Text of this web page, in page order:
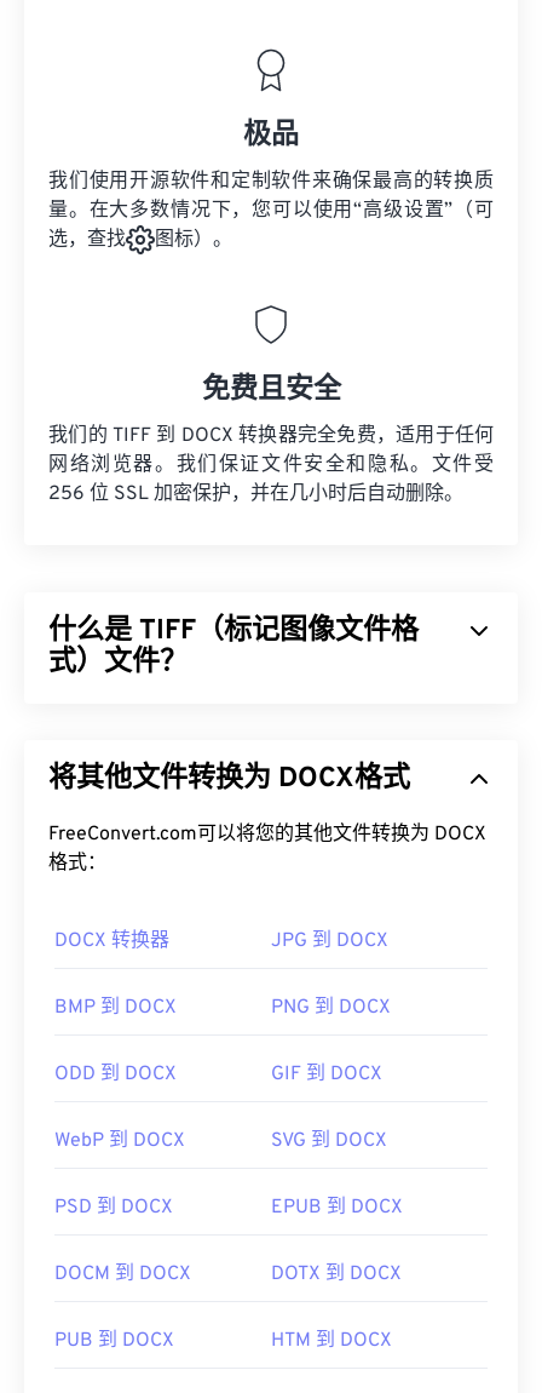
极品
我们使用开源软件和定制软件来确保最高的转换质
量。在大多数情况下，您可以使用“高级设置”（可
选，查找
图标）。
免费且安全
我们的 TIFF 到 DOCX 转换器完全免费，适用于任何
网络浏览器。我们保证文件安全和隐私。文件受
256 位 SSL 加密保护，并在几小时后自动删除。
什么是 TIFF（标记图像文件格
式）文件？
桌面出版。TIFF 的位图和光栅结构使其能够灵活地
面的容器。
打开 TIFF 文件最常用的程序是 Windows 版
款名为XnView MP 的
免费独立程序。如果您在打开
JPG转换器。
其他程序（例如 ColorStrokes、GNU 图像处理程序 (
开和处理 TIFF 文件。
开发者： Aldus Corporation，现为 Adob​​e Inc.
首次发行：
将其他文件转换为 DOCX格式
FreeConvert.com可以将您的其他文件转换为 DOCX
格式：
DOCX 转换器 JPG 到 DOCX
BMP 到 DOCX PNG 到 DOCX
ODD 到 DOCX GIF 到 DOCX
WebP 到 DOCX SVG 到 DOCX
PSD 到 DOCX EPUB 到 DOCX
DOCM 到 DOCX DOTX 到 DOCX
PUB 到 DOCX HTM 到 DOCX